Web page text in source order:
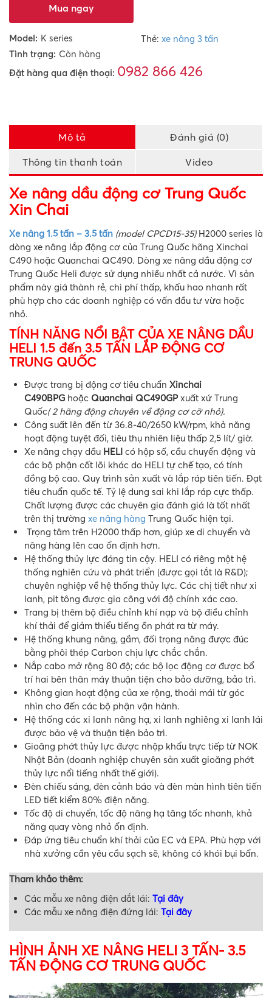
Mua ngay
Model: K series
Tình trạng: Còn hàng
Thẻ:xe nâng 3 tấn
Đặt hàng qua điện thoại: 0982 866 426
Mô tả Đánh giá (0)
Thông tin thanh toán Video
Xe nâng dầu động cơ Trung Quốc
Xin Chai
Xe nâng 1.5 tấn – 3.5 tấn (model CPCD15-35)H2000 series là
dòng xe nâng lắp động cơ của Trung Quốc hãng Xinchai
C490 hoặc Quanchai QC490. Dòng xe nâng dầu động cơ
Trung Quốc Heli được sử dụng nhiều nhất cả nước. Vì sản
phẩm này giá thành rẻ, chi phí thấp, khấu hao nhanh rất
phù hợp cho các doanh nghiệp có vấn đầu tư vừa hoặc
nhỏ.
TÍNH NĂNG NỔI BẬT CỦA XE NÂNG DẦU
HELI 1.5 đến 3.5 TẤN LẮP ĐỘNG CƠ
TRUNG QUỐC
Được trang bị động cơ tiêu chuẩn Xinchai
C490BPG hoặc Quanchai QC490GPxuất xứ Trung
Quốc( 2 hãng động chuyên về động cơ cỡ nhỏ).
Công suất lên đến từ 36.8-40/2650 kW/rpm, khả năng
hoạt động tuyệt đối, tiêu thụ nhiên liệu thấp 2,5 lít/ giờ.
Xe nâng chạy dầu HELI có hộp số, cầu chuyển động và
các bộ phận cốt lõi khác do HELI tự chế tạo, có tính
đồng bộ cao. Quy trình sản xuất và lắp ráp tiên tiến. Đạt
tiêu chuẩn quốc tế. Tỷ lệ dung sai khi lắp ráp cực thấp.
Chất lượng được các chuyên gia đánh giá là tốt nhất
trên thị trường xe nâng hàng Trung Quốc hiện tại.
Trọng tâm trên H2000 thấp hơn, giúp xe di chuyển và
nâng hàng lên cao ổn định hơn.
Hệ thống thủy lực đáng tin cậy. HELI có riêng một hệ
thống nghiên cứu và phát triển (được gọi tắt là R&D);
chuyên nghiệp về hệ thống thủy lực. Các chị tiết như xi
lanh, pit tông được gia công với độ chính xác cao.
Trang bị thêm bộ điều chỉnh khí nạp và bộ điều chỉnh
khí thải để giảm thiểu tiếng ồn phát ra từ máy.
Hệ thống khung nâng, gầm, đối trọng nâng được đúc
bằng phôi thép Carbon chịu lực chắc chắn.
Nắp cabo mở rộng 80 độ; các bộ lọc động cơ được bổ
trí hai bên thân máy thuận tiện cho bảo dưỡng, bảo trì.
Không gian hoạt động của xe rộng, thoải mái từ góc
nhìn cho đến các bộ phận vận hành.
Hệ thống các xi lanh nâng hạ, xi lanh nghiêng xi lanh lái
được bảo vệ và thuận tiện bảo trì.
Gioăng phớt thủy lực được nhập khẩu trực tiếp từ NOK
Nhật Bản (doanh nghiệp chuyên sản xuất gioăng phớt
thủy lực nổi tiếng nhất thế giới).
Đèn chiếu sáng, đèn cảnh báo và đèn màn hình tiên tiến
LED tiết kiểm 80% điện năng.
Tốc độ di chuyển, tốc độ nâng hạ tăng tốc nhanh, khả
năng quay vòng nhỏ ổn định.
Đáp ứng tiêu chuẩn khí thải của EC và EPA. Phù hợp với
nhà xưởng cần yêu cầu sạch sẽ, không có khói bụi bẩn.
Tham khảo thêm:
Các mẫu xe nâng điện dắt lái: Tại đây
Các mẫu xe nâng điện đứng lái: Tại đây
HÌNH ẢNH XE NÂNG HELI 3 TẤN- 3.5
TẤN ĐỘNG CƠ TRUNG QUỐC